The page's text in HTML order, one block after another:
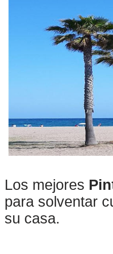
Los mejores
para solventar
su casa.